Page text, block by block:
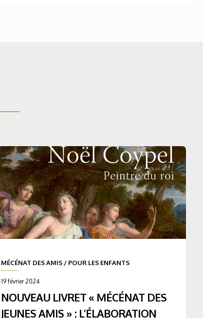
MÉCÉNAT DES AMIS / POUR LES ENFANTS
19 février 2024
NOUVEAU LIVRET « MÉCÉNAT DES
JEUNES AMIS » : L’ÉLABORATION